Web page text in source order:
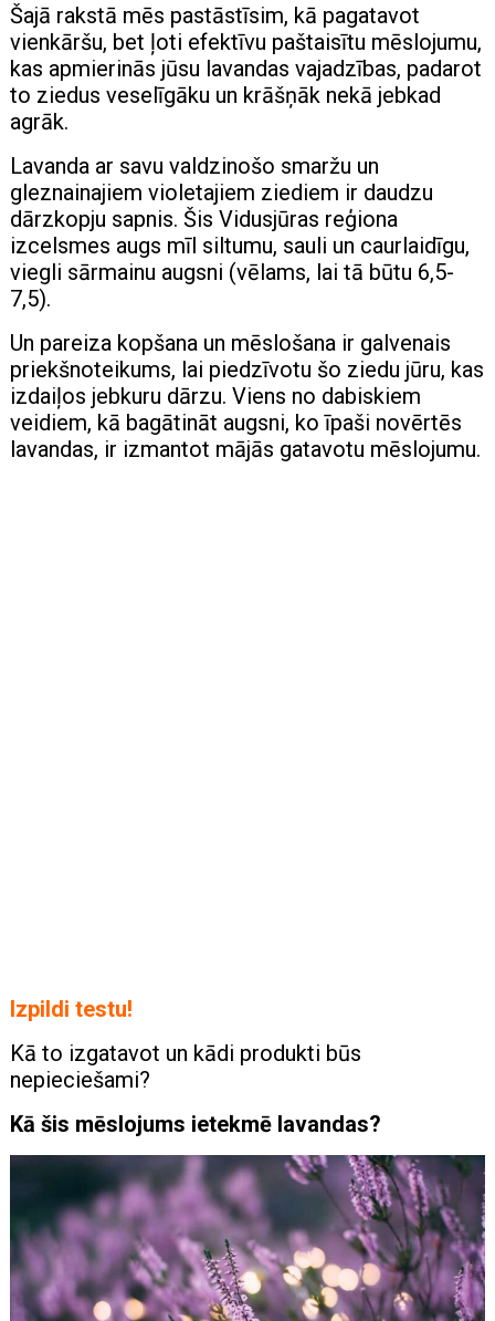
Šajā rakstā mēs pastāstīsim, kā pagatavot
vienkāršu, bet ļoti efektīvu paštaisītu mēslojumu,
kas apmierinās jūsu lavandas vajadzības, padarot
to ziedus veselīgāku un krāšņāk nekā jebkad
agrāk.
Lavanda ar savu valdzinošo smaržu un
gleznainajiem violetajiem ziediem ir daudzu
dārzkopju sapnis. Šis Vidusjūras reģiona
izcelsmes augs mīl siltumu, sauli un caurlaidīgu,
viegli sārmainu augsni (vēlams, lai tā būtu 6,5-
7,5).
Un pareiza kopšana un mēslošana ir galvenais
priekšnoteikums, lai piedzīvotu šo ziedu jūru, kas
izdaiļos jebkuru dārzu. Viens no dabiskiem
veidiem, kā bagātināt augsni, ko īpaši novērtēs
lavandas, ir izmantot mājās gatavotu mēslojumu.
Izpildi testu!
Kā to izgatavot un kādi produkti būs
nepieciešami?
Kā šis mēslojums ietekmē lavandas?